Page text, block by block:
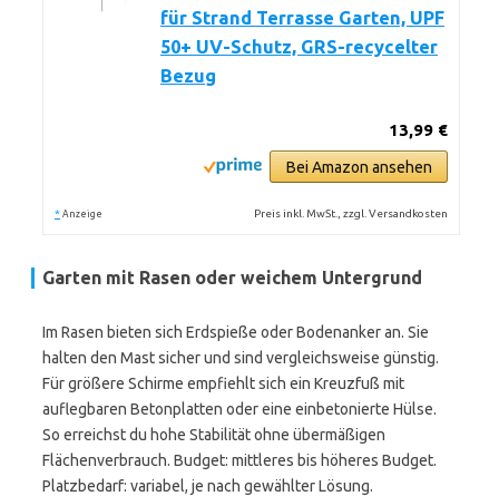
für Strand Terrasse Garten, UPF
50+ UV-Schutz, GRS-recycelter
Bezug
13,99 €
Bei Amazon ansehen
* Anzeige Preis inkl. MwSt., zzgl. Versandkosten
Garten mit Rasen oder weichem Untergrund
Im Rasen bieten sich Erdspieße oder Bodenanker an. Sie
halten den Mast sicher und sind vergleichsweise günstig.
Für größere Schirme empfiehlt sich ein Kreuzfuß mit
auflegbaren Betonplatten oder eine einbetonierte Hülse.
So erreichst du hohe Stabilität ohne übermäßigen
Flächenverbrauch. Budget: mittleres bis höheres Budget.
Platzbedarf: variabel, je nach gewählter Lösung.